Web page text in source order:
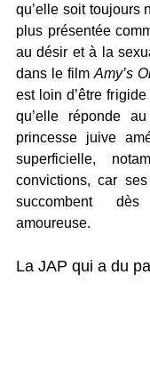
qu’elle soit toujours
plus présentée
au désir et à la
dans le film Amy’s
est loin d’être
qu’elle réponde
princesse juive
superficielle,
convictions, car
succombent
amoureuse.
La JAP qui a du